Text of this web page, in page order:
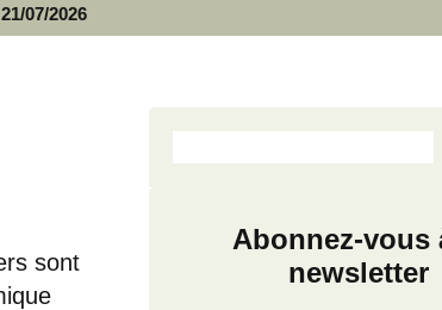
07/2026
sont
Abonnez-vous
newsletter